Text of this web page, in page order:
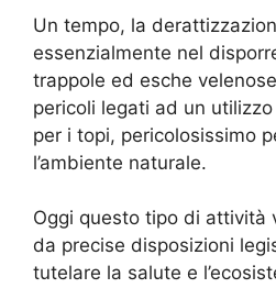
Un tempo, la
essenzialmente nel
trappole ed esche
pericoli legati ad un
per i topi, pericolosissimo
l’ambiente naturale.
Oggi questo tipo di attività
da precise disposizioni
tutelare la salute e